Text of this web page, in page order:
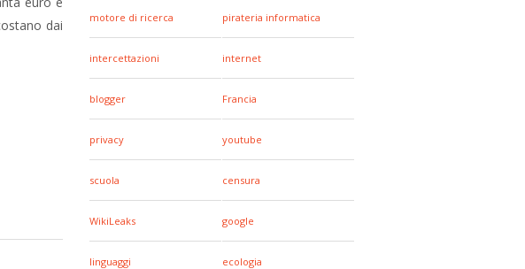
motore di ricerca pirateria informatica
intercettazioni internet
blogger Francia
privacy youtube
scuola censura
WikiLeaks google
linguaggi ecologia
dai